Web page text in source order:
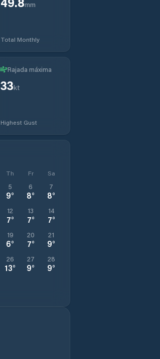
mm
Total Monthly
Rajada máxima
33kt
Highest Gust
Th Fr Sa
5
9°
6
8°
7
8°
12
7°
13
7°
14
7°
19
6°
20
7°
21
9°
26
13°
27
9°
28
9°